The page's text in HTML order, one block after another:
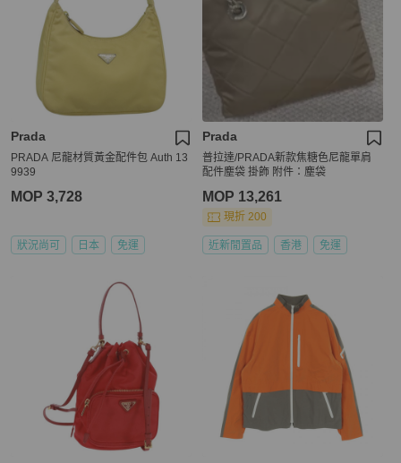
Prada
PRADA 尼龍材質黃金配件包 Auth 13
9939
MOP 3,728
狀況尚可 日本 免運
Prada
普拉達/PRADA新款焦糖色尼龍單肩
配件塵袋 掛飾 附件：塵袋
MOP 13,261
現折 200
近新閒置品 香港 免運